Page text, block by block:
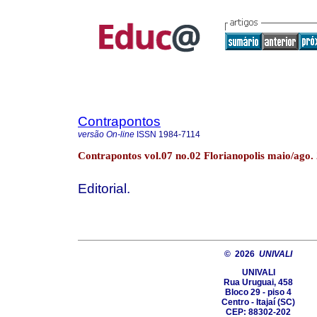
Contrapontos
versão On-line ISSN 1984-7114
Contrapontos vol.07 no.02 Florianopolis maio/ago.
Editorial.
© 2026 UNIVALI
UNIVALI
Rua Uruguai, 458
Bloco 29 - piso 4
Centro - Itajaí­ (SC)
CEP: 88302-202